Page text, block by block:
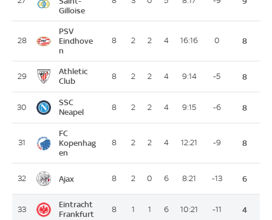
Gilloise
28
PSV
Eindhove
n
8 2 2 4 16:16 0 8
29
Athletic
Club
8 2 2 4 9:14 -5 8
30
SSC
Neapel
8 2 2 4 9:15 -6 8
31
FC
Kopenhag
en
8 2 2 4 12:21 -9 8
32 Ajax 8 2 0 6 8:21 -13 6
33
Eintracht
Frankfurt
8 1 1 6 10:21 -11 4